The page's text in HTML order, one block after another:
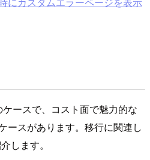
ースで、コスト面で魅力的な
ースがあります。移行に関連し
します。